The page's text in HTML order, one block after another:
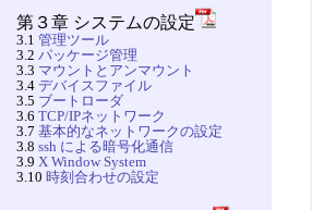
第３章 システムの設定
3.1 管理ツール
3.2 パッケージ管理
3.3 マウントとアンマウント
3.4 デバイスファイル
3.5 ブートローダ
3.6 TCP/IPネットワーク
3.7 基本的なネットワークの設定
3.8 ssh による暗号化通信
3.9 X Window System
3.10 時刻合わせの設定